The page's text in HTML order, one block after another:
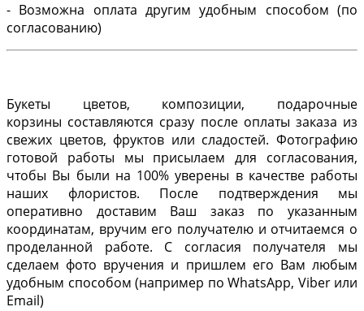
- Возможна оплата другим удобным способом (по
согласованию)
Букеты цветов, композиции, подарочные
корзины составляются сразу после оплаты заказа из
свежих цветов, фруктов или сладостей. Фотографию
готовой работы мы присылаем для согласования,
чтобы Вы были на 100% уверены в качестве работы
наших флористов. После подтверждения мы
оперативно доставим Ваш заказ по указанным
координатам, вручим его получателю и отчитаемся о
проделанной работе. С согласия получателя мы
сделаем фото вручения и пришлем его Вам любым
удобным способом (например по WhatsApp, Viber или
Email)